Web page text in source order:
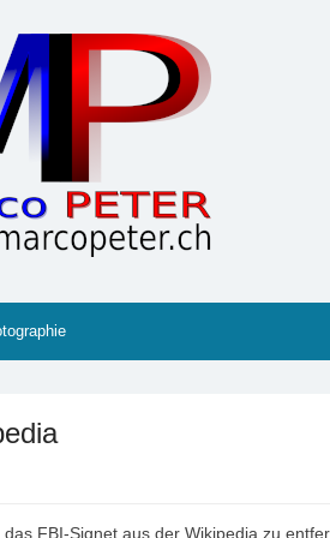
FBI-Signet aus der Wikipedia zu